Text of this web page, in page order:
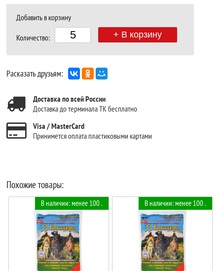
Добавить в корзину
Количество: + В корзину
Расказать друзьям:
Доставка по всей России
Доставка до терминала ТК бесплатно
Visa / MasterCard
Принимется оплата пластиковыми картами
Похожие товары:
В наличии: менее 100 . В наличии: менее 100 .